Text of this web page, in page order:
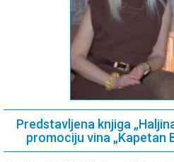
Predstavljena knjiga
promociju vina „Kapetan